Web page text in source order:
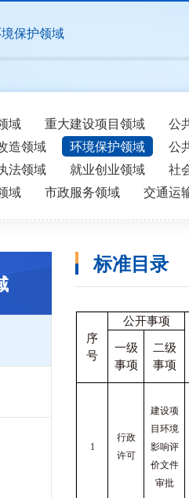
保护领域
域 重大建设项目领域
公
造领域
环境保护领域
公
法领域
就业创业领域
社
域
市政服务领域 交通运
标准目录
序
号
公开事项
一级
事项
二级
事项
1
行政
许可
建设项
目环境
影响评
价文件
审批